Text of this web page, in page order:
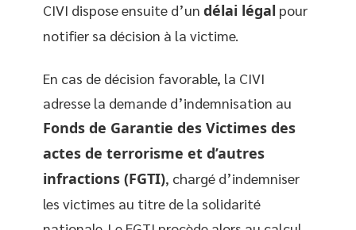
CIVI dispose ensuite d’un délai légal pour
notifier sa décision à la victime.
En cas de décision favorable, la CIVI
adresse la demande d’indemnisation au
Fonds de Garantie des Victimes des
actes de terrorisme et d’autres
infractions (FGTI), chargé d’indemniser
les victimes au titre de la solidarité